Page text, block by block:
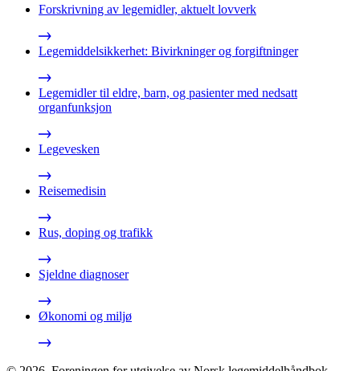
Forskrivning av legemidler, aktuelt lovverk
Legemiddelsikkerhet: Bivirkninger og forgiftninger
Legemidler til eldre, barn, og pasienter med nedsatt
organfunksjon
Legevesken
Reisemedisin
Rus, doping og trafikk
Sjeldne diagnoser
Økonomi og miljø